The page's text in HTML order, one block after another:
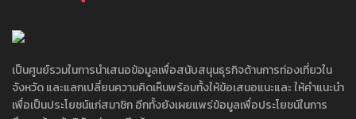
เป็นศูนย์รวมในการนำเสนอข้อมูลเพื่อสนับสนุนธุรกิจด้านการท่องเที่ยวใน
จังหวัด และแลกเปลี่ยนความคิดเห็นพร้อมทั้งให้ข้อเสนอแนะและ ให้คำแนะนำ
เพื่อเป็นประโยชน์แก่สมาชิก อีกทั้งยังเผยแพร่ข้อมูลเพื่อประโยชน์ในการ